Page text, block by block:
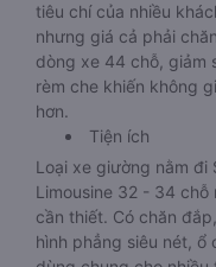
tiêu chí của nhiều
nhưng giá cả phải
dòng xe 44 chỗ, giảm
rèm che khiến không
hơn.
Tiện ích
Loại xe giường nằm đi
Limousine 32 - 34
cần thiết. Có chăn
hình phẳng siêu nét,